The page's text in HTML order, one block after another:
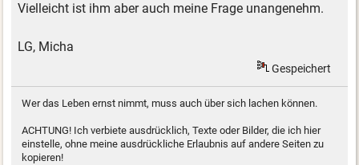
Vielleicht ist ihm aber auch meine Frage unangenehm.
LG, Micha
Gespeichert
Wer das Leben ernst nimmt, muss auch über sich lachen können.
ACHTUNG! Ich verbiete ausdrücklich, Texte oder Bilder, die ich hier
einstelle, ohne meine ausdrückliche Erlaubnis auf andere Seiten zu
kopieren!